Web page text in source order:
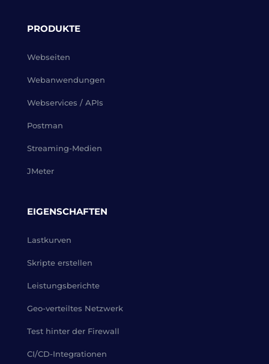
PRODUKTE
Webseiten
Webanwendungen
Webservices / APIs
Postman
Streaming-Medien
JMeter
EIGENSCHAFTEN
Lastkurven
Skripte erstellen
Leistungsberichte
Geo-verteiltes Netzwerk
Test hinter der Firewall
CI/CD-Integrationen